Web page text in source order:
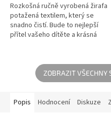
Rozkošná ručně vyrobená žirafa
potažená textilem, který se
snadno čistí. Bude to nejlepší
přítel vašeho dítěte a krásná
ZOBRAZIT VŠECHNY
Popis Hodnocení Diskuze